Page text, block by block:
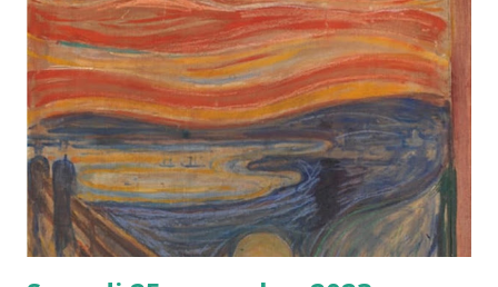
moral sans être légal », explique Comte-Sponville La
propriété c'est le vol ? Saint Augustin et le vol des poires
Une histoire de poires… bonnes à donner aux cochons
L’adolescent vit chez son père, et une nuit, accompagné
d’une "troupe de jeunes vauriens", précise-t-il, il décide
d’aller voler des poires dans un champ qui se situe à côté
de chez lui. Ces poires ne sont ni belles, ni bonnes. Non,
ce...